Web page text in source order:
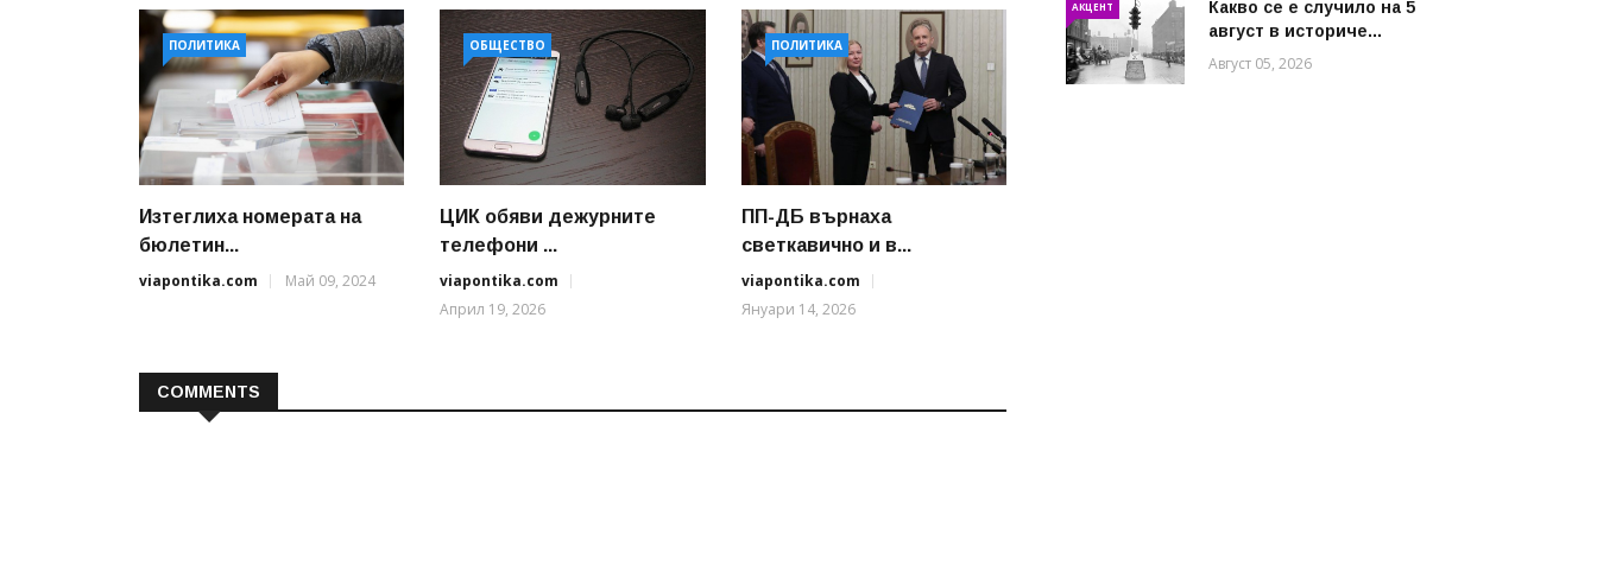
ПОЛИТИКА
Изтеглиха номерата на
бюлетин...
viapontika.com
Май 09, 2024
ОБЩЕСТВО
ЦИК обяви дежурните
телефони ...
viapontika.com
Април 19, 2026
ПОЛИТИКА
ПП-ДБ върнаха
светкавично и в...
viapontika.com
Януари 14, 2026
COMMENTS
АКЦЕНТ
Какво се е случило на 5
август в историче...
Август 05, 2026